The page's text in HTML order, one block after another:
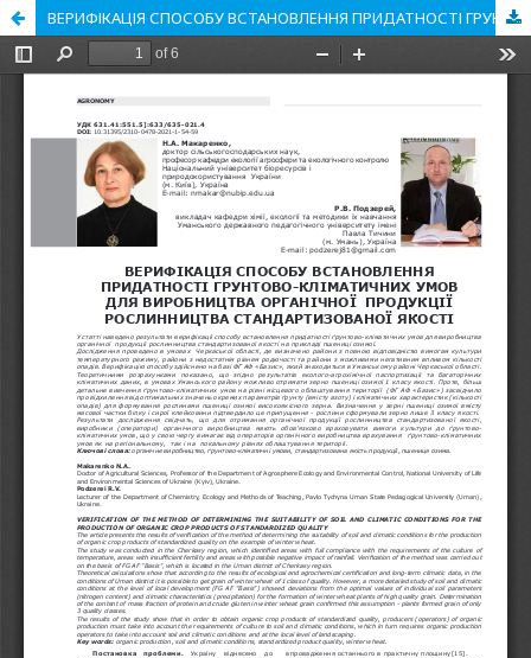
ВЕРИФІКАЦІЯ СПОСОБУ ВСТАНОВЛЕННЯ ПРИДАТНОСТІ ГРУНТОВО-КЛІМАТИЧНИХ УМОВ ДЛЯ ВИРОБНИЦТВА ОРГАНІЧНОЇ ПРОДУКЦІЇ РОСЛИННИЦТВА СТАНДАРТИЗОВАНОЇ ЯКОСТІ